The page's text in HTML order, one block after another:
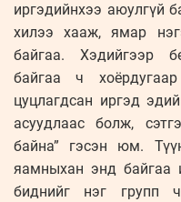
иргэдийнхээ аюулгүй
хилээ хааж, ямар
байгаа. Хэдийгээр
байгаа ч
цуцлагдсан иргэд
асуудлаас болж,
байна” гэсэн юм.
яамныхан энд байгаа
биднийг нэг групп